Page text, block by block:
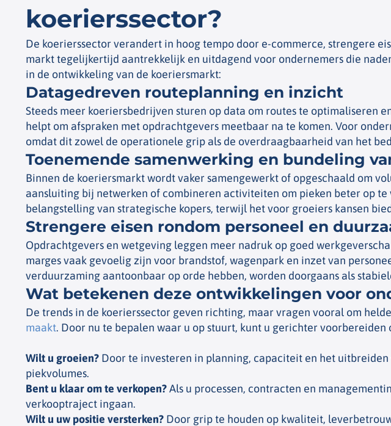
koerierssector?
De koerierssector verandert in hoog tempo door e-commerce, strengere
markt tegelijkertijd aantrekkelijk en uitdagend voor ondernemers die
in de ontwikkeling van de koeriersmarkt:
Datagedreven routeplanning en inzicht
Steeds meer koeriersbedrijven sturen op data om routes te optimaliseren
helpt om afspraken met opdrachtgevers meetbaar na te komen. Voor
omdat dit zowel de operationele grip als de overdraagbaarheid van het
Toenemende samenwerking en bundeling
Binnen de koeriersmarkt wordt vaker samengewerkt of opgeschaald om
aansluiting bij netwerken of combineren activiteiten om pieken beter op
belangstelling van strategische kopers, terwijl het voor groeiers kansen
Strengere eisen rondom personeel en
Opdrachtgevers en wetgeving leggen meer nadruk op goed
marges vaak gevoelig zijn voor brandstof, wagenpark en inzet van
verduurzaming aantoonbaar op orde hebben, worden doorgaans als
Wat betekenen deze ontwikkelingen voor
De trends in de koerierssector geven richting, maar vragen vooral om
maakt. Door nu te bepalen waar u op stuurt, kunt u gerichter
Wilt u groeien? Door te investeren in planning, capaciteit en het
piekvolumes.
Bent u klaar om te verkopen?Als u processen, contracten en
verkooptraject ingaan.
Wilt u uw positie versterken? Door grip te houden op kwaliteit,